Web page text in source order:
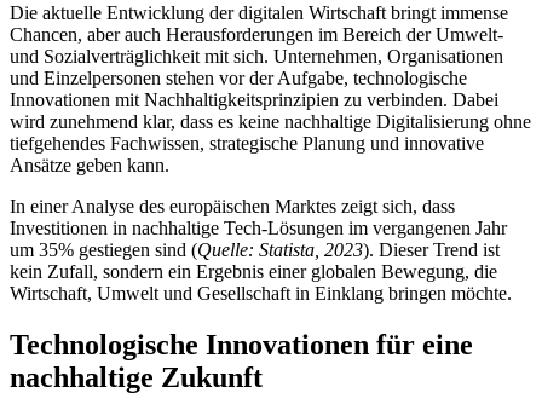
Die aktuelle Entwicklung der digitalen Wirtschaft bringt immense
Chancen, aber auch Herausforderungen im Bereich der Umwelt-
und Sozialverträglichkeit mit sich. Unternehmen, Organisationen
und Einzelpersonen stehen vor der Aufgabe, technologische
Innovationen mit Nachhaltigkeitsprinzipien zu verbinden. Dabei
wird zunehmend klar, dass es keine nachhaltige Digitalisierung ohne
tiefgehendes Fachwissen, strategische Planung und innovative
Ansätze geben kann.
In einer Analyse des europäischen Marktes zeigt sich, dass
Investitionen in nachhaltige Tech-Lösungen im vergangenen Jahr
um 35% gestiegen sind (Quelle: Statista, 2023). Dieser Trend ist
kein Zufall, sondern ein Ergebnis einer globalen Bewegung, die
Wirtschaft, Umwelt und Gesellschaft in Einklang bringen möchte.
Technologische Innovationen für eine
nachhaltige Zukunft